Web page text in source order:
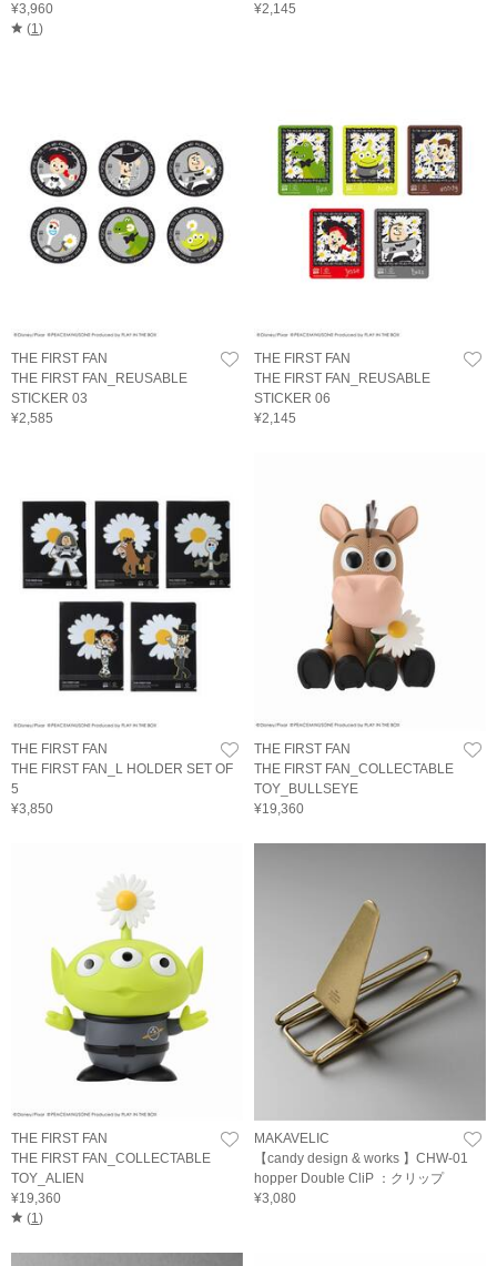
¥3,960
(1)
¥2,145
THE FIRST FAN
THE FIRST FAN_REUSABLE
STICKER 03
¥2,585
THE FIRST FAN
THE FIRST FAN_REUSABLE
STICKER 06
¥2,145
THE FIRST FAN
THE FIRST FAN_L HOLDER SET OF
5
¥3,850
THE FIRST FAN
THE FIRST FAN_COLLECTABLE
TOY_BULLSEYE
¥19,360
THE FIRST FAN
THE FIRST FAN_COLLECTABLE
TOY_ALIEN
¥19,360
(1)
MAKAVELIC
【candy design & works 】CHW-01
hopper Double CliP ：クリップ
¥3,080